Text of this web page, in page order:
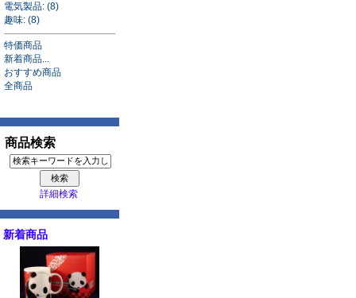
電気製品: (8)
趣味: (8)
特価商品
新着商品...
おすすめ商品
全商品
商品検索
詳細検索
新着商品